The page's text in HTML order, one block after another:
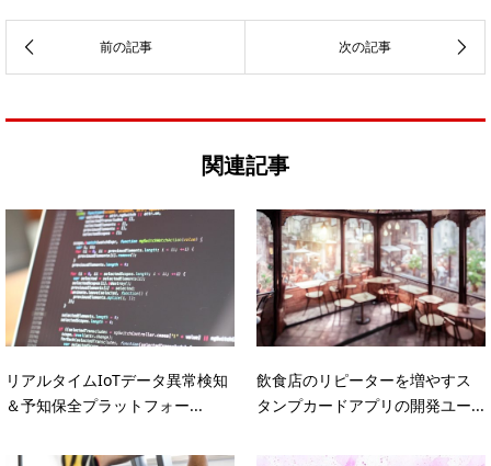
関連記事
リアルタイムIoTデータ異常検知
＆予知保全プラットフォー...
飲食店のリピーターを増やすス
タンプカードアプリの開発ユー...